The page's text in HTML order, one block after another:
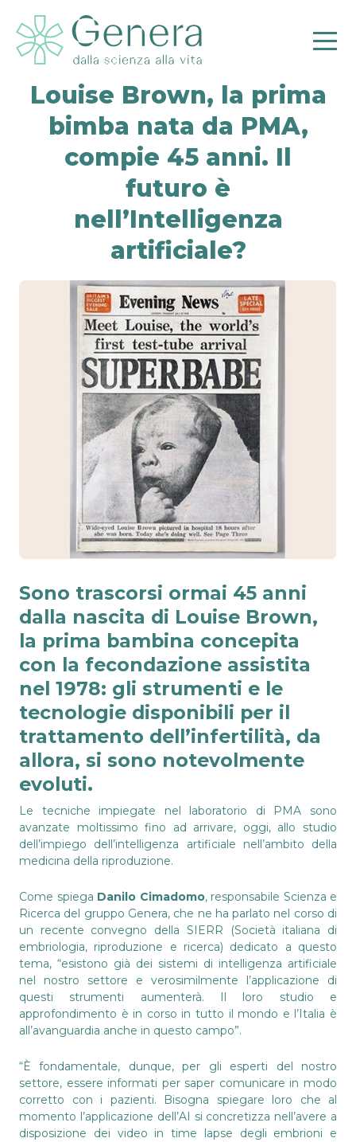
Louise Brown, la prima
bimba nata da PMA,
compie 45 anni. Il
futuro è
nell’Intelligenza
artificiale?
Sono trascorsi ormai 45 anni
dalla nascita di Louise Brown,
la prima bambina concepita
con la fecondazione assistita
nel 1978: gli strumenti e le
tecnologie disponibili per il
trattamento dell’infertilità, da
allora, si sono notevolmente
evoluti.
Le tecniche impiegate nel laboratorio di PMA sono
avanzate moltissimo fino ad arrivare, oggi, allo studio
dell’impiego dell’intelligenza artificiale nell’ambito della
medicina della riproduzione.
Come spiega Danilo Cimadomo, responsabile Scienza e
Ricerca del gruppo Genera, che ne ha parlato nel corso di
un recente convegno della SIERR (Società italiana di
embriologia, riproduzione e ricerca) dedicato a questo
tema, “esistono già dei sistemi di intelligenza artificiale
nel nostro settore e verosimilmente l’applicazione di
questi strumenti aumenterà. Il loro studio e
approfondimento è in corso in tutto il mondo e l’Italia è
all’avanguardia anche in questo campo”.
“È fondamentale, dunque, per gli esperti del nostro
settore, essere informati per saper comunicare in modo
corretto con i pazienti. Bisogna spiegare loro che al
momento l’applicazione dell’AI si concretizza nell’avere a
disposizione dei video in time lapse degli embrioni e